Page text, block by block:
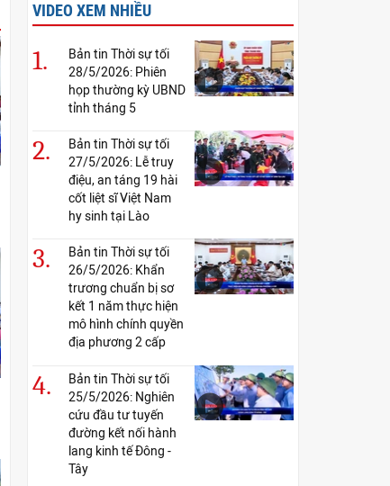
VIDEO XEM NHIỀU
1.
Bản tin Thời sự tối
28/5/2026: Phiên
họp thường kỳ UBND
tỉnh tháng 5
2.
Bản tin Thời sự tối
27/5/2026: Lễ truy
điệu, an táng 19 hài
cốt liệt sĩ Việt Nam
hy sinh tại Lào
3.
Bản tin Thời sự tối
26/5/2026: Khẩn
trương chuẩn bị sơ
kết 1 năm thực hiện
mô hình chính quyền
địa phương 2 cấp
4.
Bản tin Thời sự tối
25/5/2026: Nghiên
cứu đầu tư tuyến
đường kết nối hành
lang kinh tế Đông -
Tây